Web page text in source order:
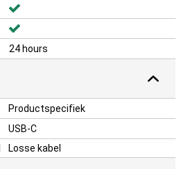
24 hours
Productspecifiek
USB-C
Losse kabel